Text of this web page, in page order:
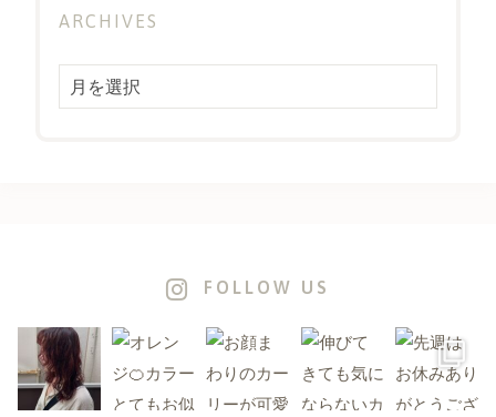
ARCHIVES
Archives
FOLLOW US